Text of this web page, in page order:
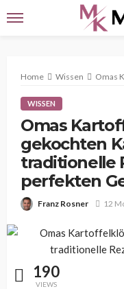
Home Wissen Omas
WISSEN
Omas
gekochten
traditionelle
perfekten
Franz Rosner 12
190
VIEWS